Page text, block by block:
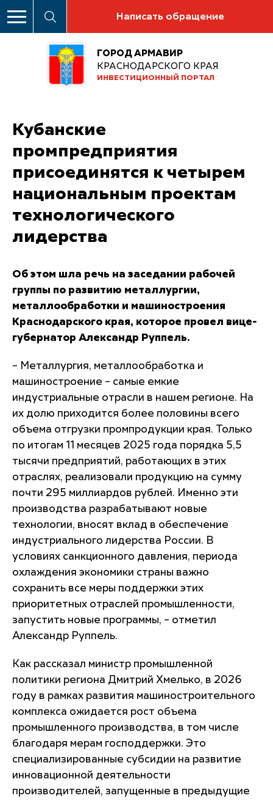
Написать обращение
ГОРОД АРМАВИР
КРАСНОДАРСКОГО КРАЯ
ИНВЕСТИЦИОННЫЙ ПОРТАЛ
Кубанские
промпредприятия
присоединятся к четырем
национальным проектам
технологического
лидерства
Об этом шла речь на заседании рабочей
группы по развитию металлургии,
металлообработки и машиностроения
Краснодарского края, которое провел вице-
губернатор Александр Руппель.
– Металлургия, металлообработка и
машиностроение – самые емкие
индустриальные отрасли в нашем регионе. На
их долю приходится более половины всего
объема отгрузки промпродукции края. Только
по итогам 11 месяцев 2025 года порядка 5,5
тысячи предприятий, работающих в этих
отраслях, реализовали продукцию на сумму
почти 295 миллиардов рублей. Именно эти
производства разрабатывают новые
технологии, вносят вклад в обеспечение
индустриального лидерства России. В
условиях санкционного давления, периода
охлаждения экономики страны важно
сохранить все меры поддержки этих
приоритетных отраслей промышленности,
запустить новые программы, – отметил
Александр Руппель.
Как рассказал министр промышленной
политики региона Дмитрий Хмелько, в 2026
году в рамках развития машиностроительного
комплекса ожидается рост объема
промышленного производства, в том числе
благодаря мерам господдержки. Это
специализированные субсидии на развитие
инновационной деятельности
производителей, запущенные в предыдущие